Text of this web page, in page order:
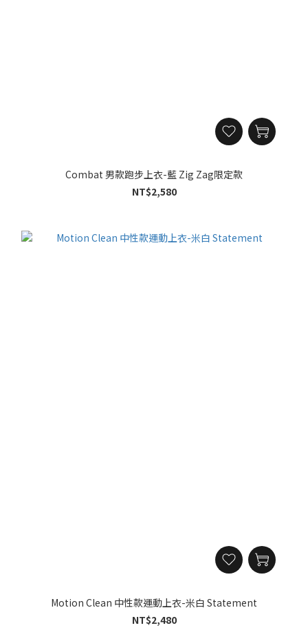
Combat 男款跑步上衣-藍 Zig Zag限定款
NT$2,580
Motion Clean 中性款運動上衣-米白 Statement
NT$2,480